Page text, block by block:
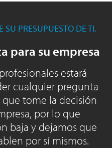
PRESUPUESTO DE TI.
para su empresa
estará
cualquier pregunta
tome la decisión
por lo que
baja y dejamos que
por sí mismos.